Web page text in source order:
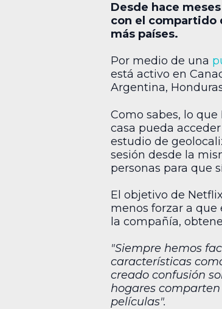
Desde hace
con el compartido
más países.
Por medio de una
está activo en
Argentina,
Como sabes, lo
casa pueda
estudio de
sesión desde la
personas para que
El objetivo de
menos forzar a que
la compañía,
"Siempre hemos
características
creado confusión
hogares
películas".